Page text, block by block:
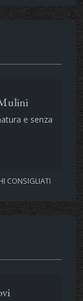
e senza
CONSIGLIATI